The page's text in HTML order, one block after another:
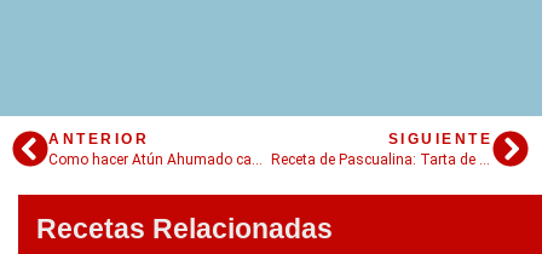
ANTERIOR
Como hacer Atún Ahumado casero
SIGUIENTE
Receta de Pascualina: Tarta de acelga cremosa
Recetas Relacionadas